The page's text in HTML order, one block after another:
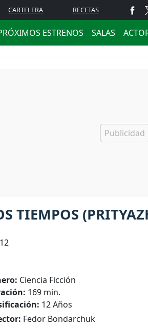
CARTELERA RECETAS
ESTRENOS SALAS
TIEMPOS
12
Ciencia Ficción
169 min.
12 Años
Fedor Bondarchuk